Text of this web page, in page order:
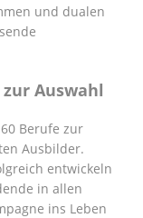
und dualen
Auswahl
Berufe zur
Ausbilder.
entwickeln
in allen
ins Leben